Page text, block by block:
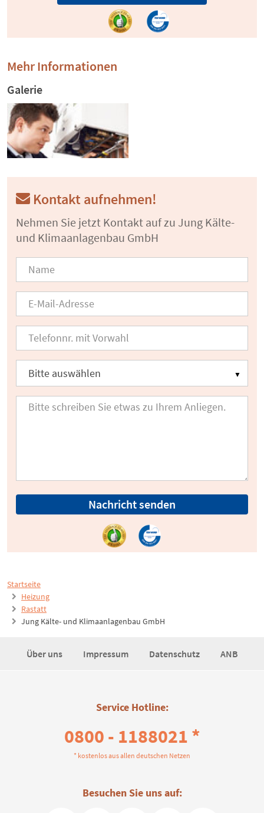
Startseite
Heizung
Rastatt
Jung Kälte- und Klimaanlagenbau GmbH
Mehr Informationen
Galerie
Kontakt aufnehmen!
Nehmen Sie jetzt Kontakt auf zu Jung Kälte-
und Klimaanlagenbau GmbH
Nachricht senden
Über uns Impressum Datenschutz ANB
Service Hotline:
0800 - 1188021 *
* kostenlos aus allen deutschen Netzen
Besuchen Sie uns auf: